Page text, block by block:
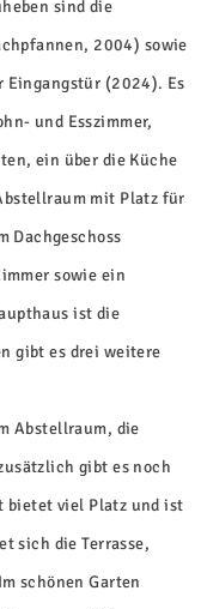
sind die
2004) sowie
Eingangstür (2024). Es
und Esszimmer,
ein über die Küche
mit Platz für
Dachgeschoss
sowie ein
ist die
gibt es drei weitere
Abstellraum, die
gibt es noch
bietet viel Platz und ist
sich die Terrasse,
schönen Garten